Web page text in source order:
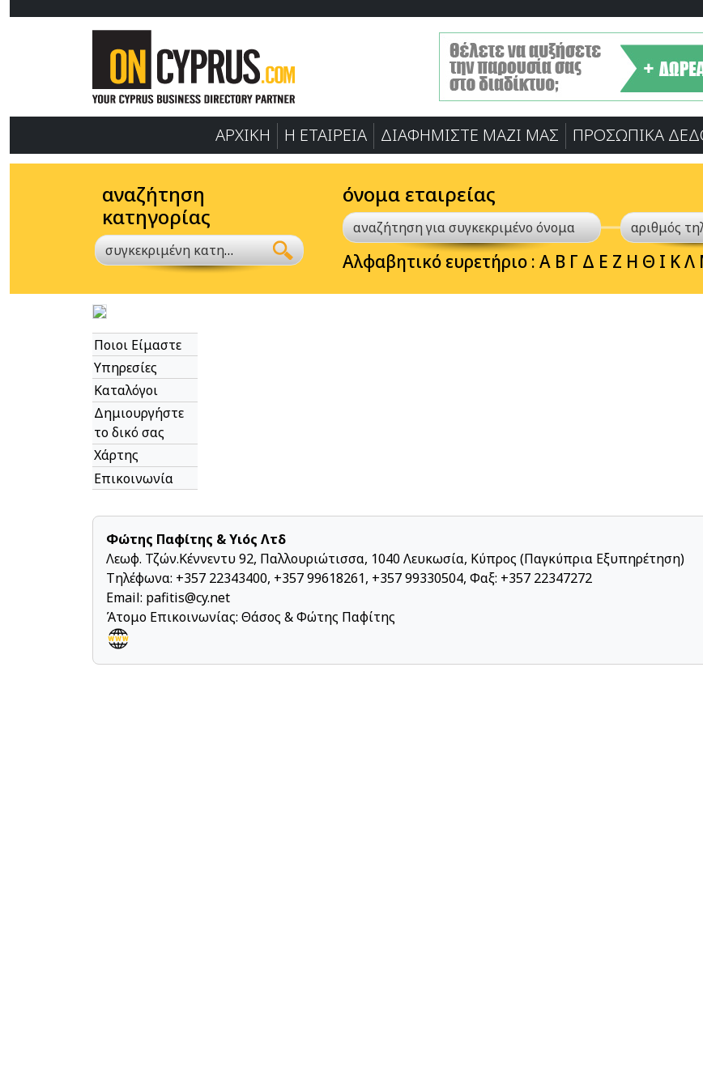
ΑΡΧΙΚΗ Η ΕΤΑΙΡΕΙΑ ΔΙΑΦΗΜΙΣΤΕ ΜΑΖΙ ΜΑΣ ΠΡΟΣΩΠΙΚA
αναζήτηση
κατηγορίας
συγκεκριμένη κατηγορία
όνομα εταιρείας
Αλφαβητικό ευρετήριο : Α Β Γ Δ Ε Ζ Η Θ Ι ΚΛ
Ποιοι Είμαστε
Υπηρεσίες
Καταλόγοι
Δημιουργήστε
το δικό σας
Χάρτης
Επικοινωνία
Φώτης Παφίτης & Υιός Λτδ
Λεωφ. Τζών.Κέννεντυ 92, Παλλουριώτισσα, 1040 Λευκωσία, Κύπρος (Παγκύπρια Εξυπηρέτηση)
Τηλέφωνα: +357 22343400, +357 99618261, +357 99330504, Φαξ: +357 22347272
Email: pafitis@cy.net
Άτομο Επικοινωνίας: Θάσος & Φώτης Παφίτης